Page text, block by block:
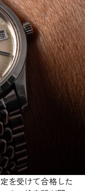
を受けて合格した